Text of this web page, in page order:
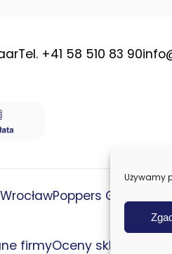
Używamy
Tel. +41 58 510 83 90
Poppers Gdańsk
firmyOceny sklepu